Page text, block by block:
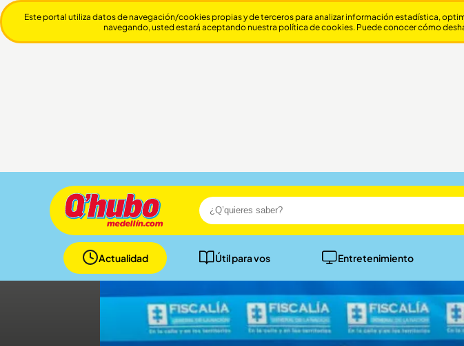
Actualidad Útil para vos Entretenimiento
Este portal utiliza datos de navegación/cookies propias y de terceros para analizar información estadística,
navegando, usted estará aceptando nuestra política de cookies. Puede conocer cómo